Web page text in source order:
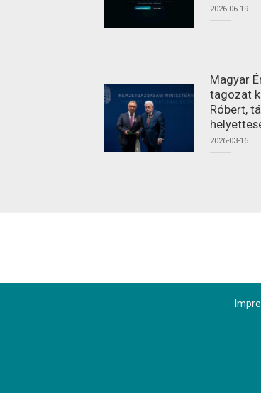
2026-06-19
Magyar
tagozat
Róbert,
2026-03-16